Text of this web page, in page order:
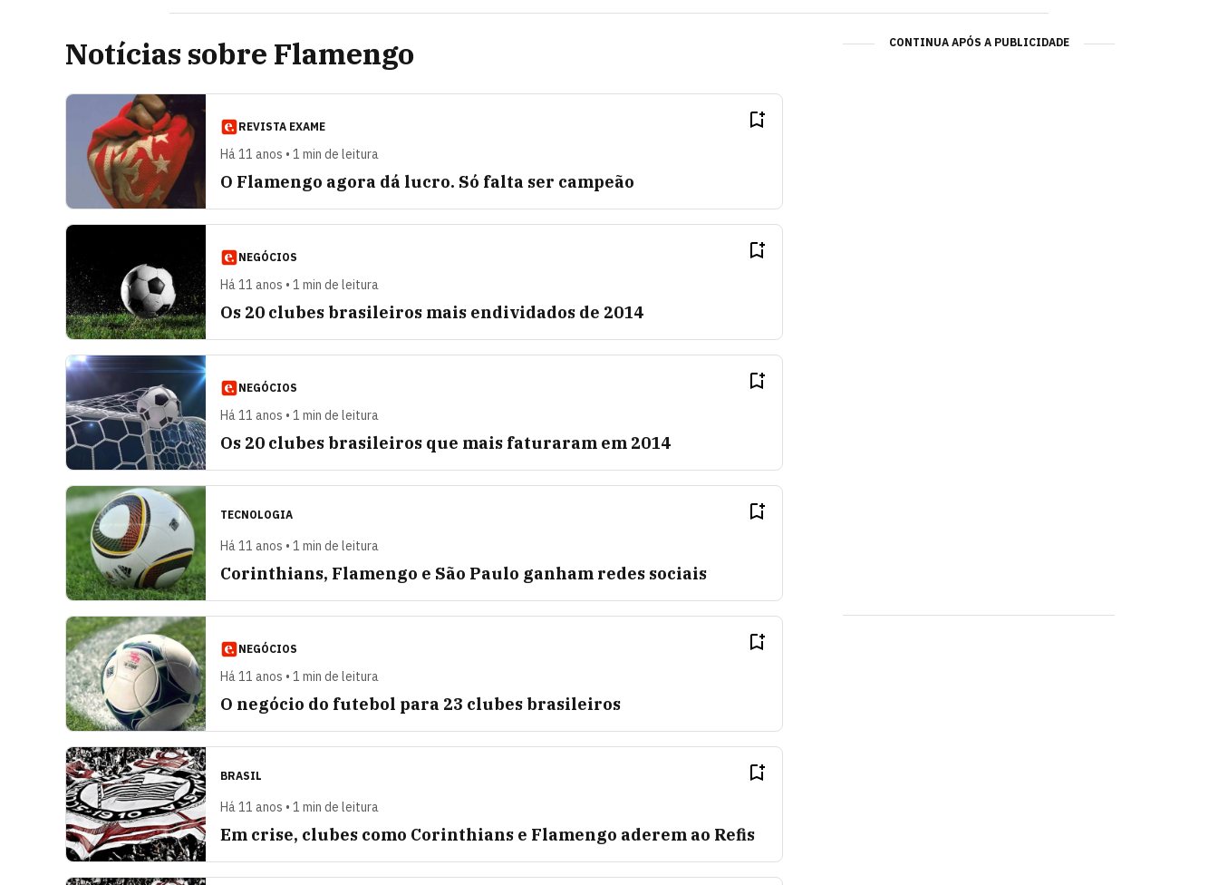
Notícias sobre Flamengo
REVISTA EXAME
Há 11 anos • 1 min de leitura
O Flamengo agora dá lucro. Só falta ser campeão
NEGÓCIOS
Há 11 anos • 1 min de leitura
Os 20 clubes brasileiros mais endividados de 2014
NEGÓCIOS
Há 11 anos • 1 min de leitura
Os 20 clubes brasileiros que mais faturaram em 2014
TECNOLOGIA
Há 11 anos • 1 min de leitura
Corinthians, Flamengo e São Paulo ganham redes sociais
NEGÓCIOS
Há 11 anos • 1 min de leitura
O negócio do futebol para 23 clubes brasileiros
BRASIL
Há 11 anos • 1 min de leitura
Em crise, clubes como Corinthians e Flamengo aderem ao Refis
CONTINUA APÓS A PUBLICIDADE